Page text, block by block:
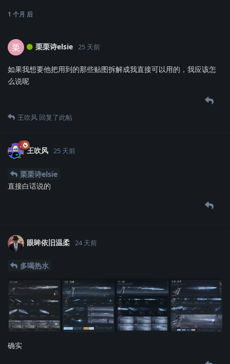
1 个月 后
栗 栗栗诗elsie 25 天前
如果我想要他把用到的那些贴图拆解成我直接可以用的，我应该怎
么说呢
王吹风 回复了此帖
王吹风 25 天前
栗栗诗elsie
直接白话说的
眼眸依旧温柔 24 天前
多喝热水
确实